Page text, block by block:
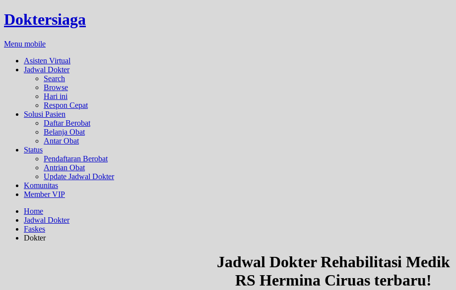
Doktersiaga
Menu mobile
Asisten Virtual
Jadwal Dokter
Search
Browse
Hari ini
Respon Cepat
Solusi Pasien
Daftar Berobat
Belanja Obat
Antar Obat
Status
Pendaftaran Berobat
Antrian Obat
Update Jadwal Dokter
Komunitas
Member VIP
Home
Jadwal Dokter
Faskes
Dokter
Jadwal Dokter Rehabilitasi Medik
RS Hermina Ciruas terbaru!